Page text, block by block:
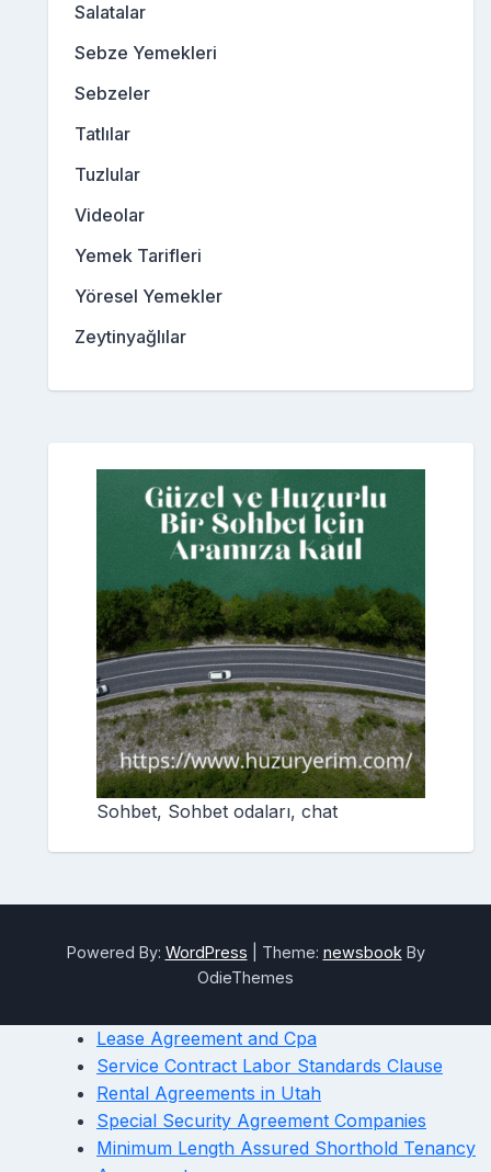
Salatalar
Sebze Yemekleri
Sebzeler
Tatlılar
Tuzlular
Videolar
Yemek Tarifleri
Yöresel Yemekler
Zeytinyağlılar
Sohbet, Sohbet odaları, chat
Powered By: WordPress Theme: newsbook By
OdieThemes
Lease Agreement and Cpa
Service Contract Labor Standards Clause
Rental Agreements in Utah
Special Security Agreement Companies
Minimum Length Assured Shorthold Tenancy